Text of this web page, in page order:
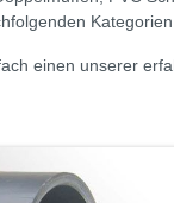
Kategorien.
einen unserer